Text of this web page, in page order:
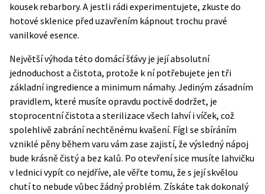
kousek rebarbory. A jestli rádi experimentujete, zkuste do
hotové sklenice před uzavřením kápnout trochu pravé
vanilkové esence.
Největší výhoda této domácí šťávy je její absolutní
jednoduchost a čistota, protože k ní potřebujete jen tři
základní ingredience a minimum námahy. Jediným zásadním
pravidlem, které musíte opravdu poctivě dodržet, je
stoprocentní čistota a sterilizace všech lahví i víček, což
spolehlivě zabrání nechtěnému kvašení. Fígl se sbíráním
vzniklé pěny během varu vám zase zajistí, že výsledný nápoj
bude krásně čistý a bez kalů. Po otevření sice musíte lahvičku
v lednici vypít co nejdříve, ale věřte tomu, že s její skvělou
chutí to nebude vůbec žádný problém. Získáte tak dokonalý